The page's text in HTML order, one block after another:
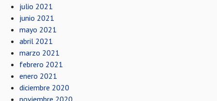
julio 2021
junio 2021
mayo 2021
abril 2021
marzo 2021
febrero 2021
enero 2021
diciembre 2020
noviembre 2020